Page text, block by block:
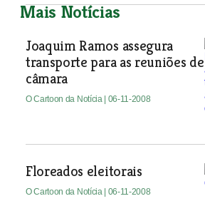
Mais Notícias
Joaquim Ramos assegura
transporte para as reuniões de
câmara
O Cartoon da Notícia | 06-11-2008
Floreados eleitorais
O Cartoon da Notícia | 06-11-2008